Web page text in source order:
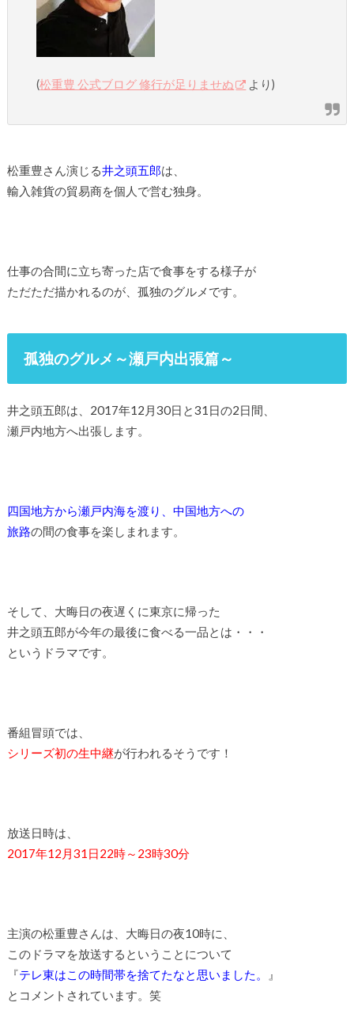
(松重豊 公式ブログ 修行が足りませぬ より)
松重豊さん演じる井之頭五郎は、
輸入雑貨の貿易商を個人で営む独身。
仕事の合間に立ち寄った店で食事をする様子が
ただただ描かれるのが、孤独のグルメです。
孤独のグルメ～瀬戸内出張篇～
井之頭五郎は、2017年12月30日と31日の2日間、
瀬戸内地方へ出張します。
四国地方から瀬戸内海を渡り、中国地方への
旅路の間の食事を楽しまれます。
そして、大晦日の夜遅くに東京に帰った
井之頭五郎が今年の最後に食べる一品とは・・・
というドラマです。
番組冒頭では、
シリーズ初の生中継が行われるそうです！
放送日時は、
2017年12月31日22時～23時30分
主演の松重豊さんは、大晦日の夜10時に、
このドラマを放送するということについて
『テレ東はこの時間帯を捨てたなと思いました。
』
とコメントされています。笑